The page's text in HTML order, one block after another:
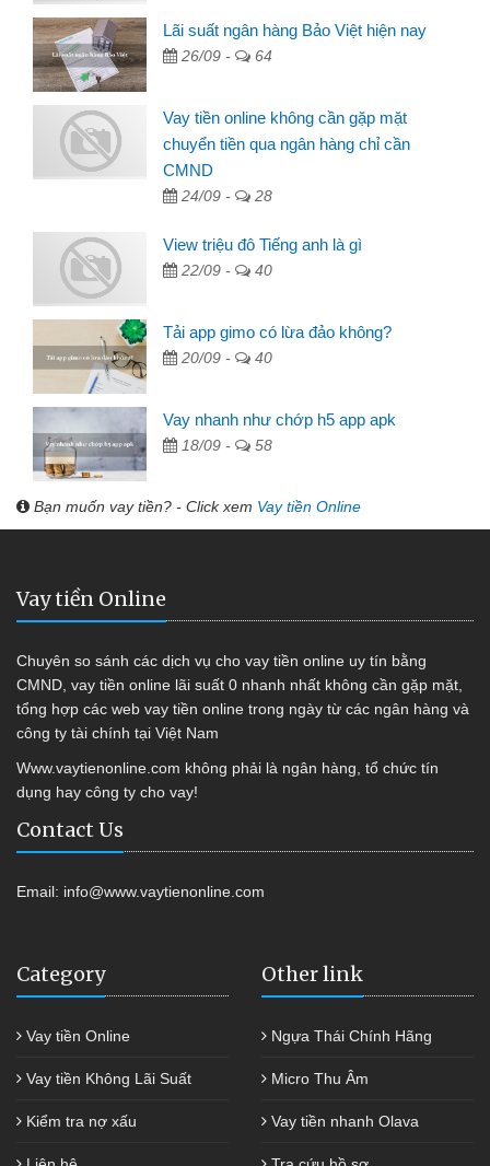
Lãi suất ngân hàng Bảo Việt hiện nay
26/09 - 64
Vay tiền online không cần gặp mặt
chuyển tiền qua ngân hàng chỉ cần
CMND
24/09 - 28
View triệu đô Tiếng anh là gì
22/09 - 40
Tải app gimo có lừa đảo không?
20/09 - 40
Vay nhanh như chớp h5 app apk
18/09 - 58
Bạn muốn vay tiền? - Click xem Vay tiền Online
Vay tiền Online
Chuyên so sánh các dịch vụ cho vay tiền online uy tín bằng
CMND, vay tiền online lãi suất 0 nhanh nhất không cần gặp mặt,
tổng hợp các web vay tiền online trong ngày từ các ngân hàng và
công ty tài chính tại Việt Nam
Www.vaytienonline.com không phải là ngân hàng, tổ chức tín
dụng hay công ty cho vay!
Contact Us
Email: info@www.vaytienonline.com
Category
Vay tiền Online
Vay tiền Không Lãi Suất
Kiểm tra nợ xấu
Other link
Ngựa Thái Chính Hãng
Micro Thu Âm
Vay tiền nhanh Olava